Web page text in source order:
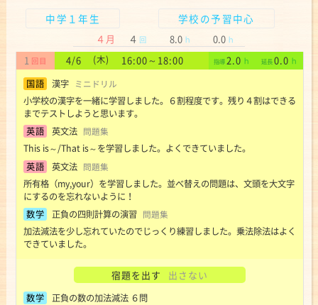
中学１年生 学校の予習中心
４月 ４ 回 8.0 ｈ 0.0 ｈ
1 4/6 (木) 16:00～ 18:00 2.0 0.0
国語 漢字 ミニドリル
小学校の漢字を一緒に学習しました。６割程度です。残り４割はできる
までテストしようと思います。
英語
英文法 問題集
This is～/That is～を学習しました。よくできていました。
英語
英文法 問題集
所有格（my,your）を学習しました。並べ替えの問題は、文頭を大文字
にするのを忘れないように！
数学
正負の四則計算の演習 問題集
加法減法を少し忘れていたのでじっくり練習しました。乗法除法はよく
できていました。
宿題を出す 出さない
数学
正負の数の加法減法 ６問